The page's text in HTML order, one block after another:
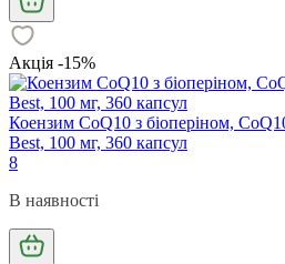
Акція -15%
Коензим CoQ10 з біоперіном,
Best, 100 мг, 360 капсул
8
В наявності